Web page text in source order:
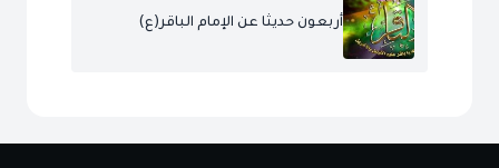
أربعون حديثا عن الإمام الباقر(ع)